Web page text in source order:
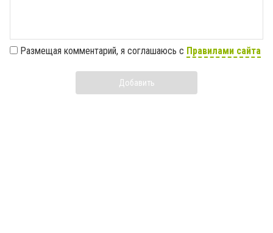
Размещая комментарий, я соглашаюсь с Правилами сайта
Добавить